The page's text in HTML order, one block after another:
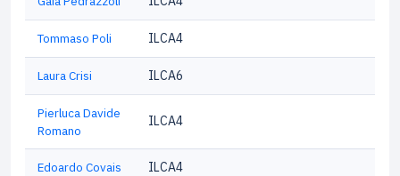
Tommaso Poli ILCA4
Laura Crisi ILCA6
Pierluca Davide
Romano
ILCA4
Edoardo Covais ILCA4